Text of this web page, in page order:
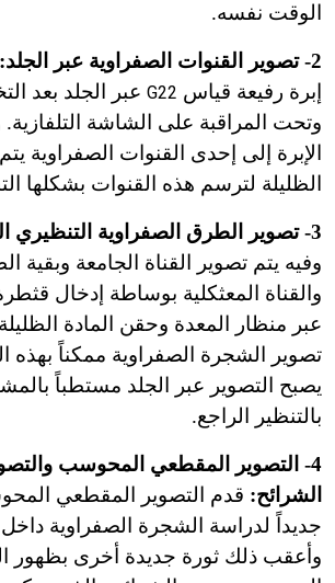
الوقت نفسه.
2- تصوير القنوات الصفراوية عبر الجلد:
إبرة رفيعة قياس G22 عبر الجلد بعد
وتحت المراقبة على الشاشة
الإبرة إلى إحدى القنوات الصفراوية
الظليلة لترسم هذه القنوات بشكلها
3- تصوير الطرق الصفراوية التنظيري الراجع (
وفيه يتم تصوير القناة الجامعة وبقية
والقناة المعثكلية بوساطة إدخال
عبر منظار المعدة وحقن المادة
تصوير الشجرة الصفراوية ممكناً بهذه
يصبح التصوير عبر الجلد مستطباً
بالتنظير الراجع.
4- التصوير المقطعي المحوسب
الشرائح: قدم التصوير المقطعي
جديداً لدراسة الشجرة الصفراوية داخل
وأعقب ذلك ثورة جديدة أخرى بظهور